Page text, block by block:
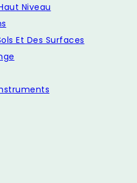
Niveau
Et Des Surfaces